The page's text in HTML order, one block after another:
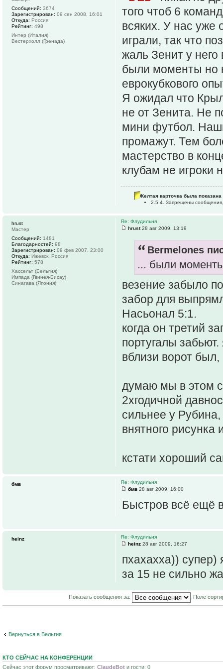
того чтоб 6
всяких. У нас уже
играли, так что
жаль Зенит у него
были моменты но
еврокубкового
Я ожидал что
не от Зенита. Не
мини футбол.
промажут. Тем
мастерство в
клубам не игроки
Желтая карточка была показана
2.5.4. Запрещены
Сообщений: 3674
Зарегистрирован: 09 сен 2008, 16:01
Откуда: Россия
Рейтинг: 498
Интер (Италия)
Вестерхолл (Гренада)
Re: Флудильня
hrust28 авг 2009, 13:19
Bermelones
... были
везение забыло
забор для
Насьонал 5:1.
когда он третий
португалы
вблизи ворот был,
думаю мы в этом
2хгодичной
сильнее у
внятного
кстати хороший
hrust
Мастер
Сообщений: 1481
Благодарностей: 98
Зарегистрирован: 09 фев 2007, 23:00
Откуда: Ижевск, Россия
Рейтинг: 578
Хассельт (Бельгия)
Импада (Гвинея-Бисау)
Синагава (Япония)
Re: Флудильня
бмв 28 авг 2009, 16:00
Быстров всё ещё
бмв
Re: Флудильня
heinz 28 авг 2009, 16:27
пхахахха)) супер)
за 15 не сильно
heinz
Показать сообщения за: Поле
Вернуться в Бельгия
КТО СЕЙЧАС НА КОНФЕРЕНЦИИ
Сейчас этот форум просматривают: ClaudeBot и гости: 0